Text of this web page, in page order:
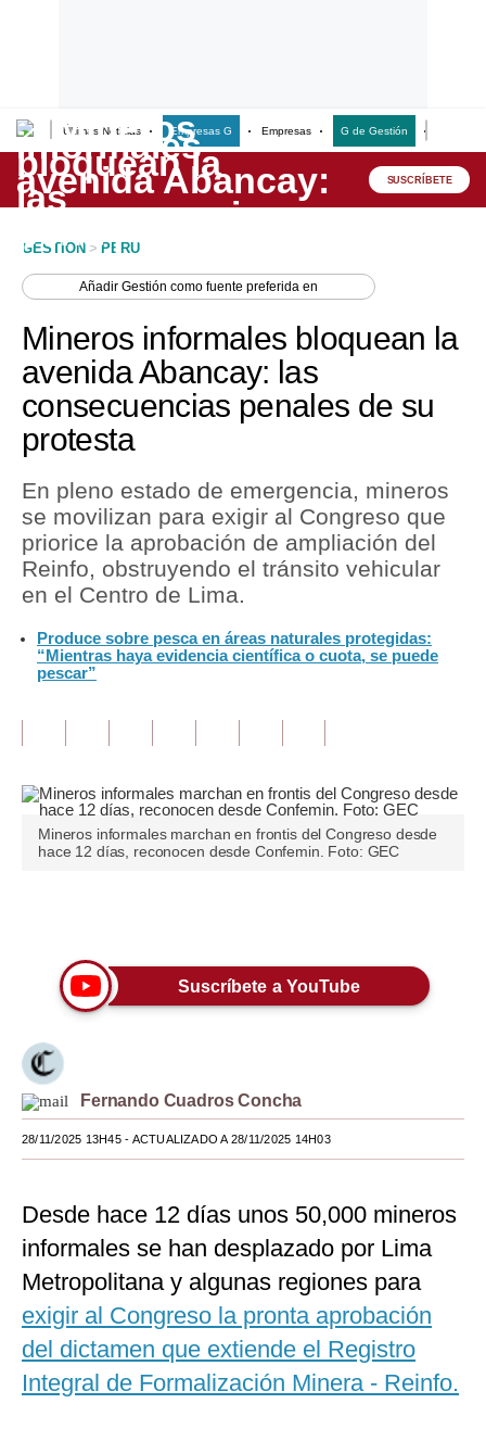
Últimas Noticias Empresas G Empresas G de Gestión
Lo último
Peru Quiosco
Economía
Mercados
Perú
Política
Tu Dinero
Finanzas Personales
Plus G
Editorial
Pregunta de hoy
Blogs
Viajes
Moda
Estilos
Mundo
EEUU
España
Tecnología
Club del Suscriptor
Mix
SUSCRÍBETE
GESTION > PERU
AñadirGestión como fuente preferida en
Mineros informales bloquean la
avenida Abancay: las
consecuencias penales de su
protesta
En pleno estado de emergencia, mineros
se movilizan para exigir al Congreso que
priorice la aprobación de ampliación del
Reinfo, obstruyendo el tránsito vehicular
en el Centro de Lima.
Produce sobre pesca en áreas naturales protegidas:
“Mientras haya evidencia científica o cuota, se puede
pescar”
Mineros informales marchan en frontis del Congreso desde
hace 12 días, reconocen desde Confemin. Foto: GEC
Suscríbete a YouTube
Fernando Cuadros Concha
28/11/2025 13H45- ACTUALIZADO A 28/11/2025 14H03
Desde hace 12 días unos 50,000 mineros
informales se han desplazado por Lima
Metropolitana y algunas regiones para
exigir al Congreso la pronta aprobación
del dictamen que extiende el Registro
Integral de Formalización Minera - Reinfo.